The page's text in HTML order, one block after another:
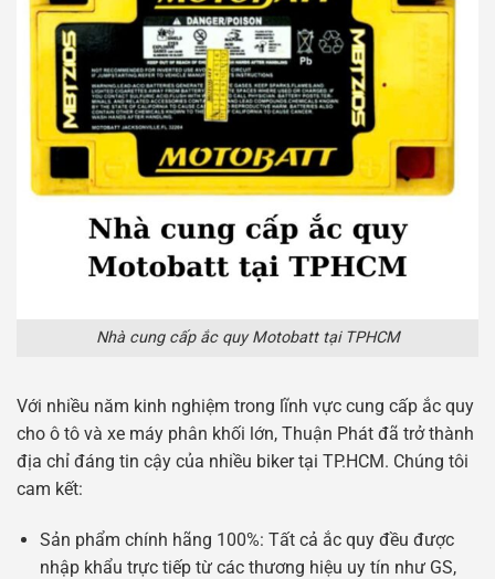
Nhà cung cấp ắc quy Motobatt tại TPHCM
Với nhiều năm kinh nghiệm trong lĩnh vực cung cấp ắc quy
cho ô tô và xe máy phân khối lớn, Thuận Phát đã trở thành
địa chỉ đáng tin cậy của nhiều biker tại TP.HCM. Chúng tôi
cam kết:
Sản phẩm chính hãng 100%: Tất cả ắc quy đều được
nhập khẩu trực tiếp từ các thương hiệu uy tín như GS,